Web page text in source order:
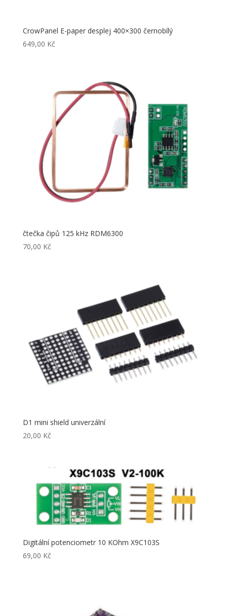
CrowPanel E-paper desplej 400×300 černobílý
649,00 Kč
čtečka čipů 125 kHz RDM6300
70,00 Kč
D1 mini shield univerzální
20,00 Kč
Digitální potenciometr 10 KOhm X9C103S
69,00 Kč